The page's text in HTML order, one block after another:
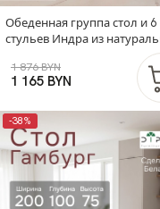
Обеденная группа стол и 6
стульев Индра из
1 876 BYN
1 165 BYN
-38%